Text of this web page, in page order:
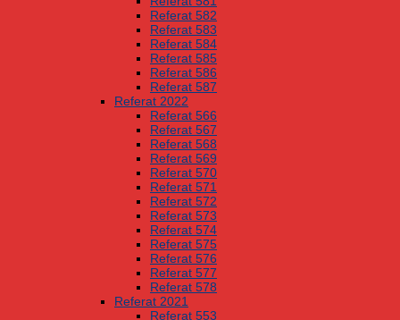
Referat 582
Referat 583
Referat 584
Referat 585
Referat 586
Referat 587
Referat 2022
Referat 566
Referat 567
Referat 568
Referat 569
Referat 570
Referat 571
Referat 572
Referat 573
Referat 574
Referat 575
Referat 576
Referat 577
Referat 578
Referat 2021
Referat 553